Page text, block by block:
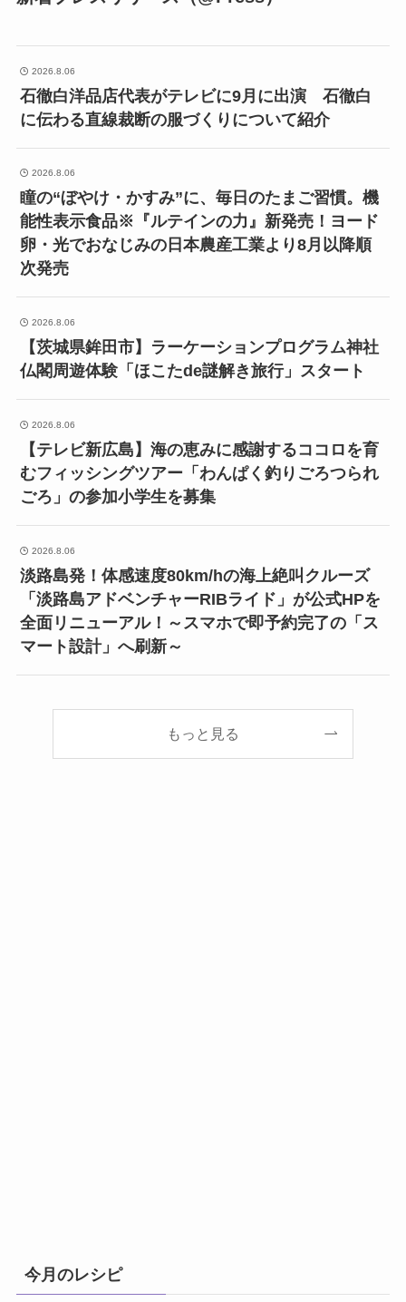
2026.8.06
石徹白洋品店代表がテレビに9月に出演 石徹白
に伝わる直線裁断の服づくりについて紹介
2026.8.06
瞳の“ぼやけ・かすみ”に、毎日のたまご習慣。機
能性表示食品※『ルテインの力』新発売！ヨード
卵・光でおなじみの日本農産工業より8月以降順
次発売
2026.8.06
【茨城県鉾田市】ラーケーションプログラム神社
仏閣周遊体験「ほこたde謎解き旅行」スタート
2026.8.06
【テレビ新広島】海の恵みに感謝するココロを育
むフィッシングツアー「わんぱく釣りごろつられ
ごろ」の参加小学生を募集
2026.8.06
淡路島発！体感速度80km/hの海上絶叫クルーズ
「淡路島アドベンチャーRIBライド」が公式HPを
全面リニューアル！～スマホで即予約完了の「ス
マート設計」へ刷新～
もっと見る
今月のレシピ